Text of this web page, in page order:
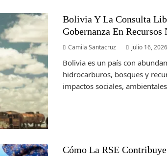
Bolivia Y La Consulta
Gobernanza En Recursos
Camila Santacruz julio 16, 2026
Bolivia es un país con
hidrocarburos, bosques y
impactos sociales,
Cómo La RSE